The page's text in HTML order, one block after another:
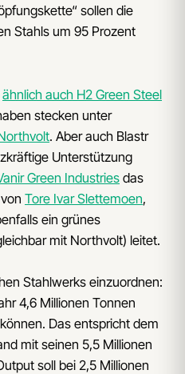
sollen die
Stahls um 95 Prozent
ähnlich auch H2 Green Steel
stecken unter
. Aber auch Blastr
Unterstützung
Green Industries das
Tore Ivar Slettemoen,
ein grünes
mit Northvolt) leitet.
Stahlwerks einzuordnen:
4,6 Millionen Tonnen
Das entspricht dem
mit seinen 5,5 Millionen
soll bei 2,5 Millionen